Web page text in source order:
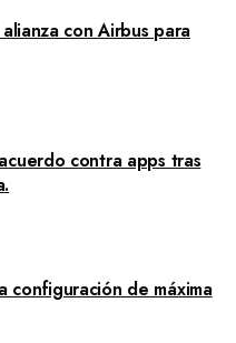
con Airbus para
contra apps tras
configuración de máxima